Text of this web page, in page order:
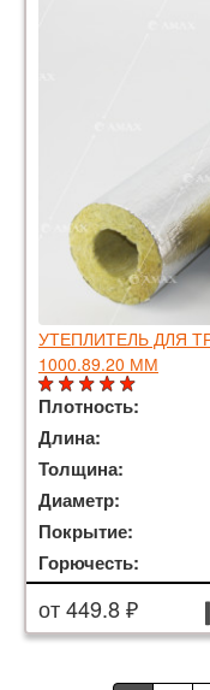
УТЕПЛИТЕЛЬ ДЛЯ
1000.89.20 ММ
Плотность:
Длина:
Толщина:
Диаметр:
Покрытие:
Горючесть:
от 449.8 ₽